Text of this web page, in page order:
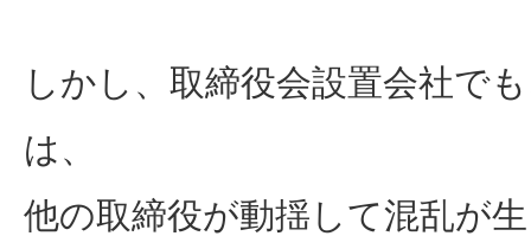
しかし、取締役会設置会社で
は、
他の取締役が動揺して混乱が